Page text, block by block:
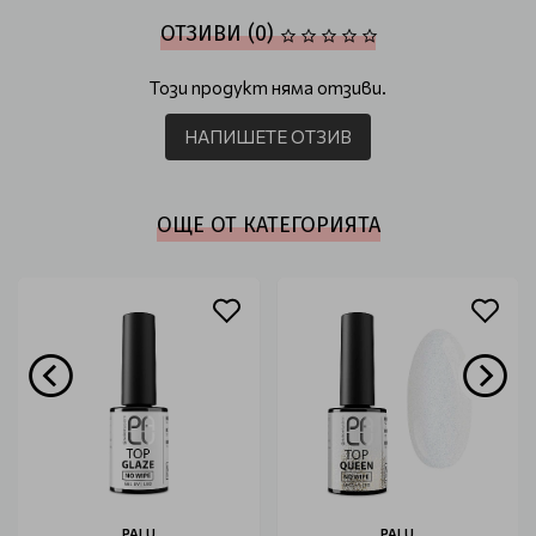
ОТЗИВИ (0)
Този продукт няма отзиви.
НАПИШЕТЕ ОТЗИВ
ОЩЕ ОТ КАТЕГОРИЯТА
PALU PALU